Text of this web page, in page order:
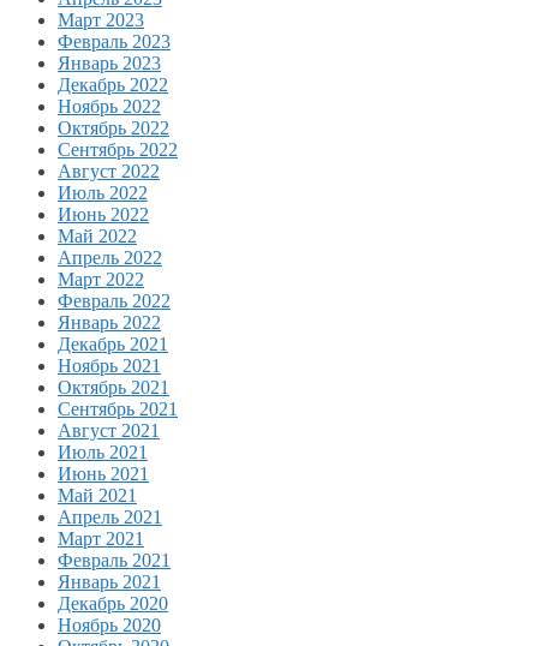
Март 2023
Февраль 2023
Январь 2023
Декабрь 2022
Ноябрь 2022
Октябрь 2022
Сентябрь 2022
Август 2022
Июль 2022
Июнь 2022
Май 2022
Апрель 2022
Март 2022
Февраль 2022
Январь 2022
Декабрь 2021
Ноябрь 2021
Октябрь 2021
Сентябрь 2021
Август 2021
Июль 2021
Июнь 2021
Май 2021
Апрель 2021
Март 2021
Февраль 2021
Январь 2021
Декабрь 2020
Ноябрь 2020